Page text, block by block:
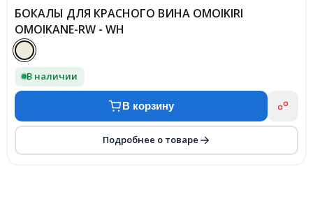
БОКАЛЫ ДЛЯ КРАСНОГО ВИНА OMOIKIRI
OMOIKANE-RW - WH
В наличии
В корзину
Подробнее о товаре